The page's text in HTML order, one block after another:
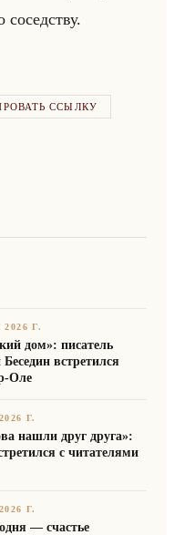
ССЫЛКУ
Г.
дом»: писатель
встретился
Оле
Г.
нашли друг друга»:
с читателями
Г.
— счастье